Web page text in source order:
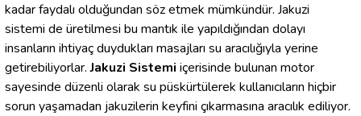
kadar faydalı olduğundan söz etmek mümkündür. Jakuzi
sistemi de üretilmesi bu mantık ile yapıldığından dolayı
insanların ihtiyaç duydukları masajları su aracılığıyla yerine
getirebiliyorlar.Jakuzi Sistemi içerisinde bulunan motor
sayesinde düzenli olarak su püskürtülerek kullanıcıların hiçbir
sorun yaşamadan jakuzilerin keyfini çıkarmasına aracılık ediliyor.